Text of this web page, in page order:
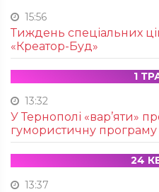
15:56
Тиждень спеціальних
«Креатор-Буд»
1
13:32
У Тернополі «вар’яти»
гумористичну програму
24
13:37